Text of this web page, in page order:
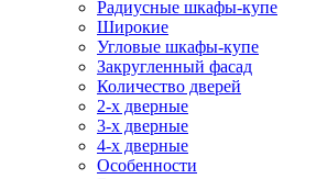
Радиусные шкафы-купе
Широкие
Угловые шкафы-купе
Закругленный фасад
Количество дверей
2-х дверные
3-х дверные
4-х дверные
Особенности